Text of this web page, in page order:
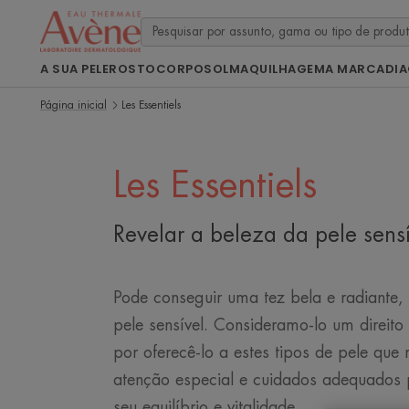
A SUA PELEROSTOCORPOSOLMAQUILHAGEMA MARCA
Página inicial Les Essentiels
Les Essentiels
Revelar a beleza da pele
Pode conseguir uma tez bela e radiante,
pele sensível. Consideramo-lo um direito
por oferecê-lo a estes tipos de pele que
atenção especial e cuidados adequados